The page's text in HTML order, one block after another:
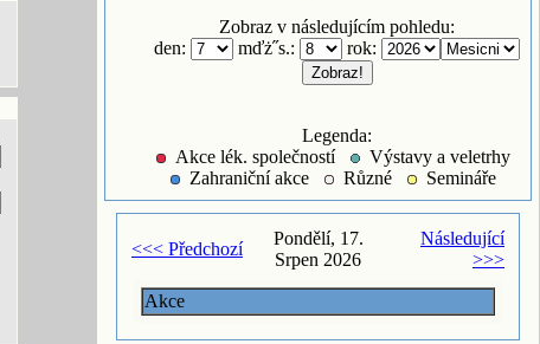
Zobraz v následujícím pohledu:
den:
mďż˝s.: rok:
Legenda:
Akce lék. společností
Výstavy a veletrhy
Zahraniční akce
Různé Semináře
<<< Předchozí
Pondělí, 17.
Srpen 2026
Následující
>>>
Akce